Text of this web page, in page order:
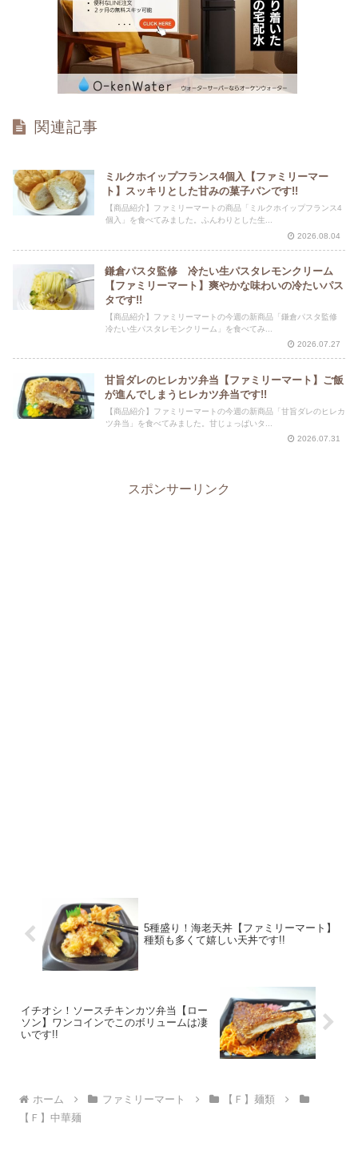
関連記事
ミルクホイップフランス4個入【ファミリーマー
ト】スッキリとした甘みの菓子パンです!!
【商品紹介】ファミリーマートの商品「ミルクホイップフランス4
個入」を食べてみました。ふんわりとした生...
2026.08.04
鎌倉パスタ監修 冷たい生パスタレモンクリーム
【ファミリーマート】爽やかな味わいの冷たいパス
タです!!
【商品紹介】ファミリーマートの今週の新商品「鎌倉パスタ監修
冷たい生パスタレモンクリーム」を食べてみ...
2026.07.27
甘旨ダレのヒレカツ弁当【ファミリーマート】ご飯
が進んでしまうヒレカツ弁当です!!
【商品紹介】ファミリーマートの今週の新商品「甘旨ダレのヒレカ
ツ弁当」を食べてみました。甘じょっぱいタ...
2026.07.31
スポンサーリンク
5種盛り！海老天丼【ファミリーマート】
種類も多くて嬉しい天丼です!!
イチオシ！ソースチキンカツ弁当【ロー
ソン】ワンコインでこのボリュームは凄
いです!!
ホーム ファミリーマート
【Ｆ】麺類
【Ｆ】中華麺